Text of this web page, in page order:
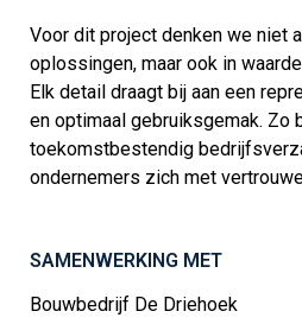
Voor dit project denken we niet
oplossingen, maar ook in
Elk detail draagt bij aan een
en optimaal gebruiksgemak. Zo
toekomstbestendig
ondernemers zich met
SAMENWERKING MET
Bouwbedrijf De Driehoek